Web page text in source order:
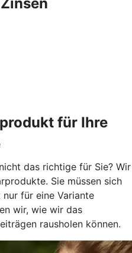
für Ihre
das richtige für Sie? Wir
Sie müssen sich
für eine Variante
wir, wie wir das
rausholen können.